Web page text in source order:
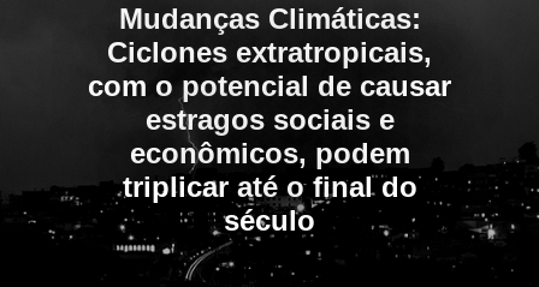
Mudanças Climáticas:
Ciclones extratropicais,
com o potencial de causar
estragos sociais e
econômicos, podem
triplicar até o final do
século